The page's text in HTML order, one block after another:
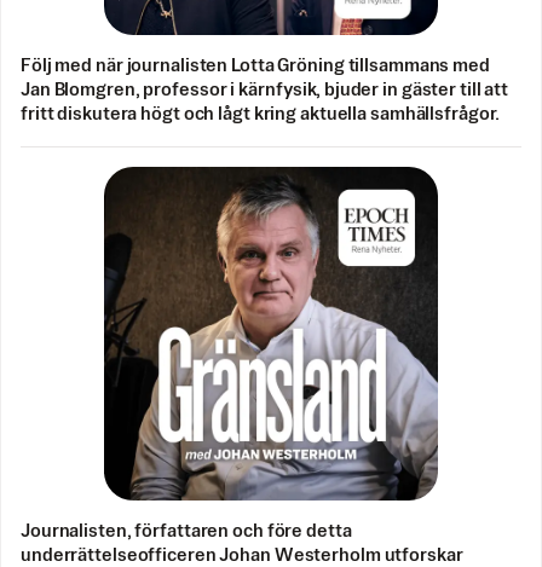
Följ med när journalisten Lotta Gröning tillsammans med
Jan Blomgren, professor i kärnfysik, bjuder in gäster till att
fritt diskutera högt och lågt kring aktuella samhällsfrågor.
Journalisten, författaren och före detta
underrättelseofficeren Johan Westerholm utforskar